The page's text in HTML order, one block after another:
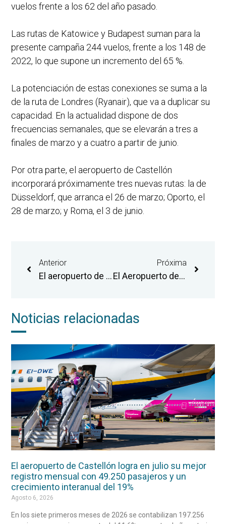
vuelos frente a los 62 del año pasado.
Las rutas de Katowice y Budapest suman para la
presente campaña 244 vuelos, frente a los 148 de
2022, lo que supone un incremento del 65 %.
La potenciación de estas conexiones se suma a la
de la ruta de Londres (Ryanair), que va a duplicar su
capacidad. En la actualidad dispone de dos
frecuencias semanales, que se elevarán a tres a
finales de marzo y a cuatro a partir de junio.
Por otra parte, el aeropuerto de Castellón
incorporará próximamente tres nuevas rutas: la de
Düsseldorf, que arranca el 26 de marzo; Oporto, el
28 de marzo; y Roma, el 3 de junio.
Anterior
El aeropuerto de Castellón y la compañía Air Nostrum refuerzan la promoción de la ruta de Madrid con el vinilado de dos aviones
Próxima
El Aeropuerto de Castellón participa en la feria Connect para promover el desarrollo de nuevas conexiones aéreas
Noticias relacionadas
El aeropuerto de Castellón logra en julio su mejor
registro mensual con 49.250 pasajeros y un
crecimiento interanual del 19%
Agosto 6, 2026
En los siete primeros meses de 2026 se contabilizan 197.256